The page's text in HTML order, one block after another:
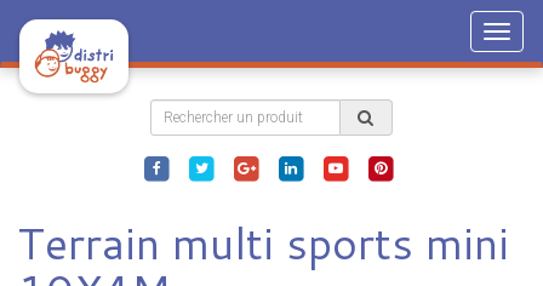
Terrain multi sports mini